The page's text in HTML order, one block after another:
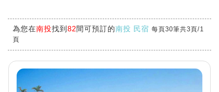
為您在南投找到 82間可預訂的南投 民宿 每頁30筆共3頁/1
頁